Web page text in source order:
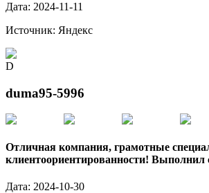
Дата: 2024-11-11
Источник: Яндекс
D
duma95-5996
Отличная компания, грамотные
клиентоориентированности! Выполнил
Дата: 2024-10-30